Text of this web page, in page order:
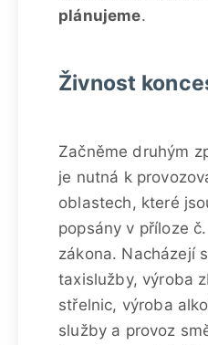
plánujeme.
Živnost
Začněme druhým
je nutná k
oblastech, které
popsány v příloze
zákona. Nacházejí
taxislužby, výroba
střelnic, výroba
služby a provoz